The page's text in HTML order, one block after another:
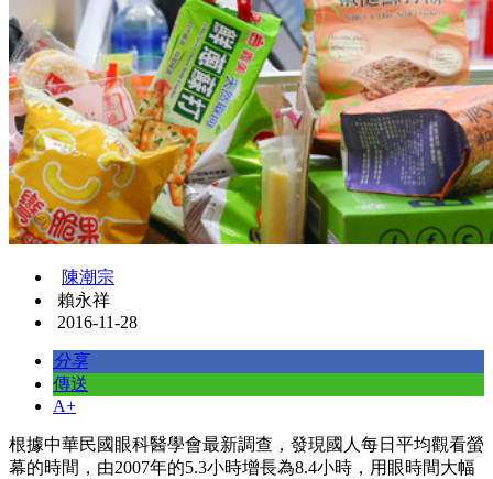
陳潮宗
賴永祥
2016-11-28
分享
傳送
A+
根據中華民國眼科醫學會最新調查，發現國人每日平均觀看螢
幕的時間，由2007年的5.3小時增長為8.4小時，用眼時間大幅